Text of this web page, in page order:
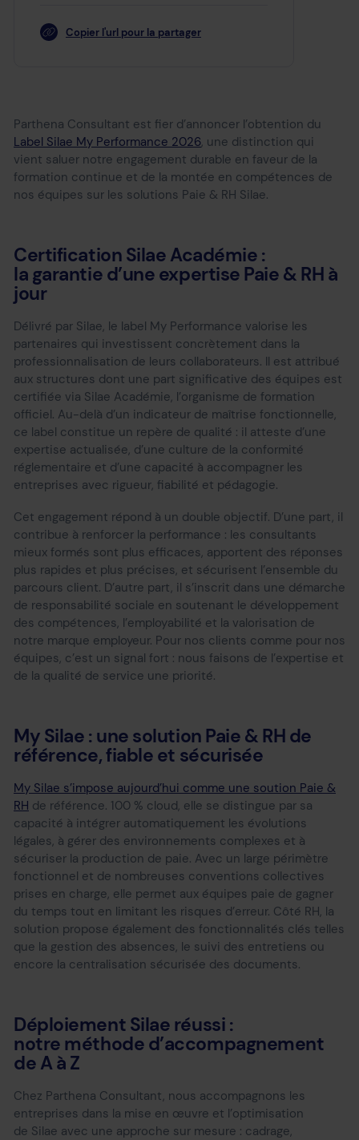
Copier l'url pour la partager
Parthena Consultant est fier d’annoncer l’obtention du
Label Silae My Performance 2026, une distinction qui
vient saluer notre engagement durable en faveur de la
formation continue et de la montée en compétences de
nos équipes sur les solutions Paie & RH Silae.
Certification Silae Académie :
la garantie d’une expertise Paie & RH à
jour
Délivré par Silae, le label My Performance valorise les
partenaires qui investissent concrètement dans la
professionnalisation de leurs collaborateurs. Il est attribué
aux structures dont une part significative des équipes est
certifiée via Silae Académie, l’organisme de formation
officiel. Au-delà d’un indicateur de maîtrise fonctionnelle,
ce label constitue un repère de qualité : il atteste d’une
expertise actualisée, d’une culture de la conformité
réglementaire et d’une capacité à accompagner les
entreprises avec rigueur, fiabilité et pédagogie.
Cet engagement répond à un double objectif. D’une part, il
contribue à renforcer la performance : les consultants
mieux formés sont plus efficaces, apportent des réponses
plus rapides et plus précises, et sécurisent l’ensemble du
parcours client. D’autre part, il s’inscrit dans une démarche
de responsabilité sociale en soutenant le développement
des compétences, l’employabilité et la valorisation de
notre marque employeur. Pour nos clients comme pour nos
équipes, c’est un signal fort : nous faisons de l’expertise et
de la qualité de service une priorité.
My Silae : une solution Paie & RH de
référence, fiable et sécurisée
My Silae s’impose aujourd’hui comme une soution Paie &
RH de référence. 100 % cloud, elle se distingue par sa
capacité à intégrer automatiquement les évolutions
légales, à gérer des environnements complexes et à
sécuriser la production de paie. Avec un large périmètre
fonctionnel et de nombreuses conventions collectives
prises en charge, elle permet aux équipes paie de gagner
du temps tout en limitant les risques d’erreur. Côté RH, la
solution propose également des fonctionnalités clés telles
que la gestion des absences, le suivi des entretiens ou
encore la centralisation sécurisée des documents.
Déploiement Silae réussi :
notre méthode d’accompagnement
de A à Z
Chez Parthena Consultant, nous accompagnons les
entreprises dans la mise en œuvre et l’optimisation
de Silae avec une approche sur mesure : cadrage,